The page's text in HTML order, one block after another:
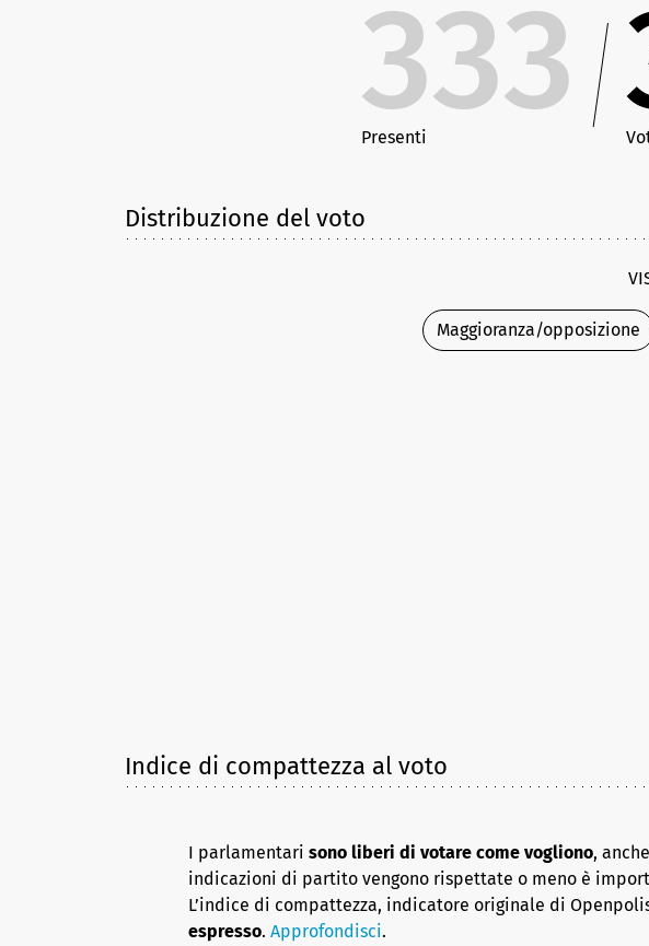
333
Presenti
Distribuzione del voto
Maggioranza/opposizione
Indice di compattezza al voto
I parlamentari sono liberi di votare come vogliono,
indicazioni di partito vengono rispettate o meno è
L’indice di compattezza, indicatore originale di
espresso. Approfondisci.